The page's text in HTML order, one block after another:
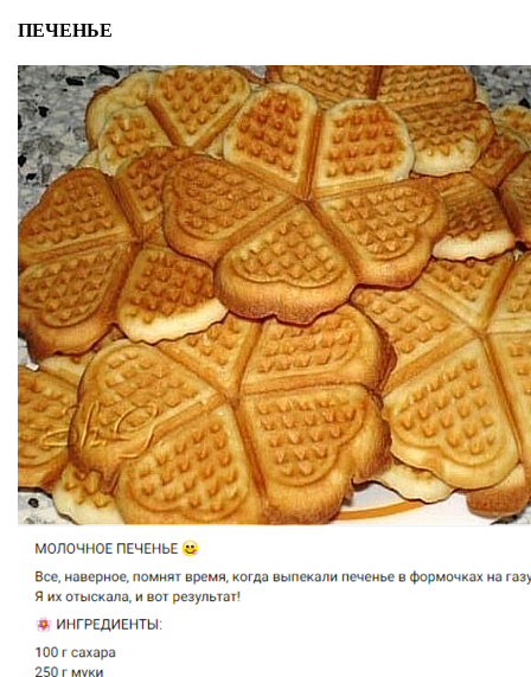
ПЕЧЕНЬЕ